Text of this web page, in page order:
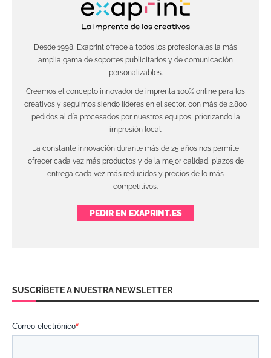
Desde 1998, Exaprint ofrece a todos los profesionales la más
amplia gama de soportes publicitarios y de comunicación
personalizables.
Creamos el concepto innovador de imprenta 100% online para los
creativos y seguimos siendo líderes en el sector, con más de 2.800
pedidos al día procesados por nuestros equipos, priorizando la
impresión local.
La constante innovación durante más de 25 años nos permite
ofrecer cada vez más productos y de la mejor calidad, plazos de
entrega cada vez más reducidos y precios de lo más
competitivos.
PEDIR EN EXAPRINT.ES
SUSCRÍBETE A NUESTRA NEWSLETTER